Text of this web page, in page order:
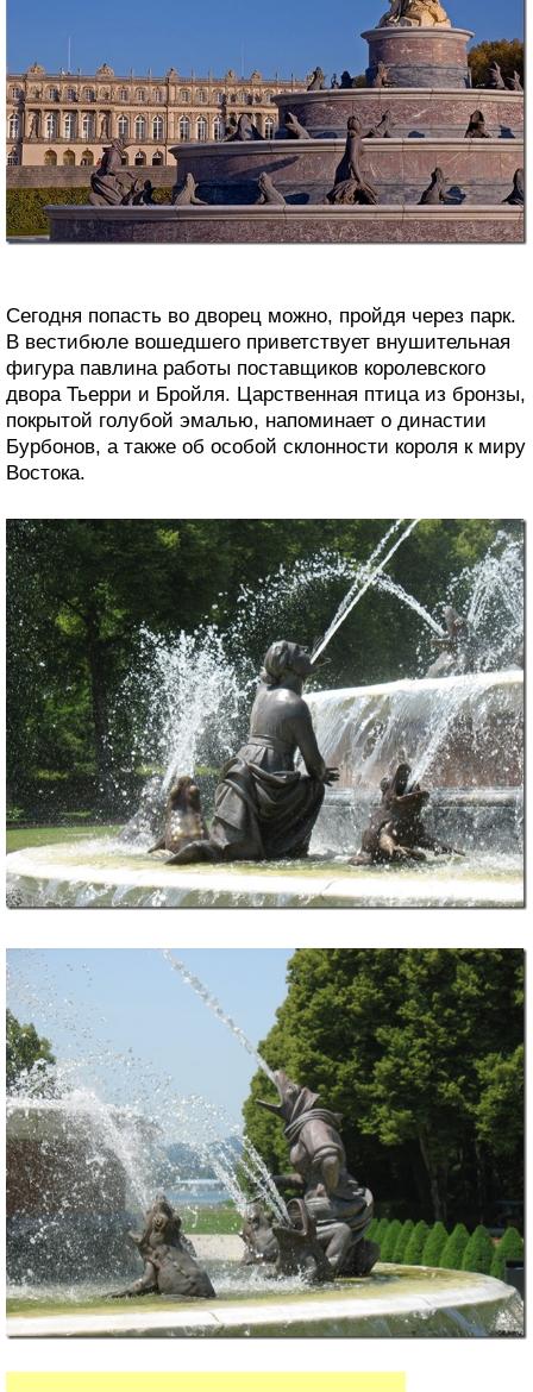
Сегодня попасть во дворец можно, пройдя через парк.
В вестибюле вошедшего приветствует внушительная
фигура павлина работы поставщиков королевского
двора Тьерри и Бройля. Царственная птица из бронзы,
покрытой голубой эмалью, напоминает о династии
Бурбонов, а также об особой склонности короля к миру
Востока.